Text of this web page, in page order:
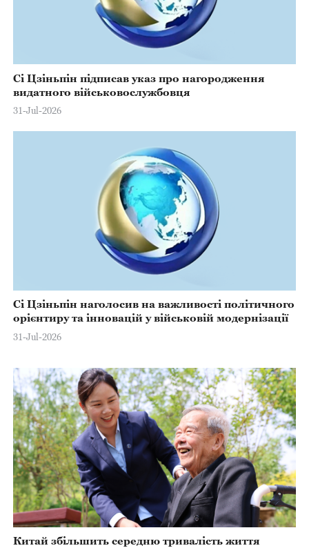
Сі Цзіньпін підписав указ про нагородження
видатного військовослужбовця
31-Jul-2026
Сі Цзіньпін наголосив на важливості політичного
орієнтиру та інновацій у військовій модернізації
31-Jul-2026
Китай збільшить середню тривалість життя